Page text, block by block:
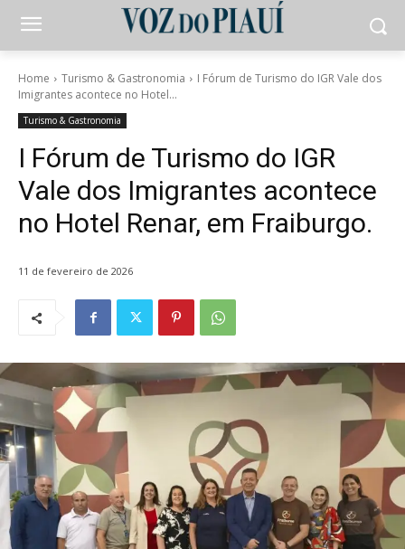
Home Turismo & Gastronomia
I Fórum de Turismo do IGR Vale dos
Imigrantes acontece no Hotel...
Turismo & Gastronomia
I Fórum de Turismo do IGR
Vale dos Imigrantes acontece
no Hotel Renar, em Fraiburgo.
11 de fevereiro de 2026